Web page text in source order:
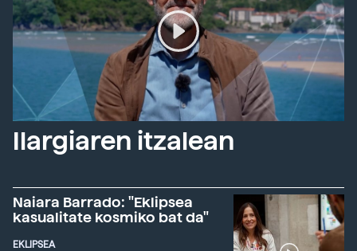
Ilargiaren itzalean
Naiara Barrado: "Eklipsea
kasualitate kosmiko bat da"
EKLIPSEA